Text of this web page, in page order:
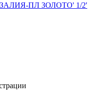
ПЛ ЗОЛОТО' 1/2'